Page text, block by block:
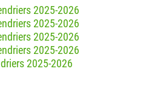
2025-2026
2025-2026
2025-2026
2025-2026
2025-2026